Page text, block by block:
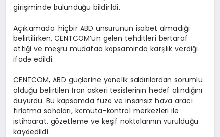
girişiminde bulunduğu bildirildi.
Açıklamada, hiçbir ABD unsurunun isabet almadığı
belirtilirken, CENTCOM’un gelen tehditleri bertaraf
ettiği ve meşru müdafaa kapsamında karşılık verdiği
ifade edildi.
CENTCOM, ABD güçlerine yönelik saldırılardan sorumlu
olduğu belirtilen İran askeri tesislerinin hedef alındığını
duyurdu. Bu kapsamda füze ve insansız hava aracı
fırlatma sahaları, komuta-kontrol merkezleri ile
istihbarat, gözetleme ve keşif noktalarının vurulduğu
kaydedildi.